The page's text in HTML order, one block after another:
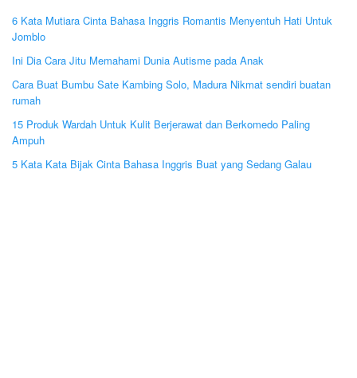
6 Kata Mutiara Cinta Bahasa Inggris Romantis Menyentuh Hati Untuk
Jomblo
Ini Dia Cara Jitu Memahami Dunia Autisme pada Anak
Cara Buat Bumbu Sate Kambing Solo, Madura Nikmat sendiri buatan
rumah
15 Produk Wardah Untuk Kulit Berjerawat dan Berkomedo Paling
Ampuh
5 Kata Kata Bijak Cinta Bahasa Inggris Buat yang Sedang Galau